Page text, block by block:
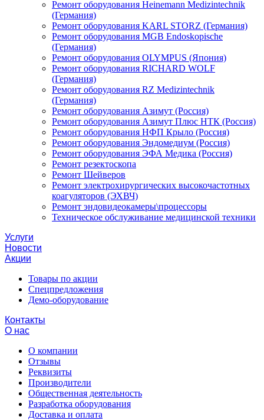
Ремонт оборудования Heinemann Medizintechnik
(Германия)
Ремонт оборудования KARL STORZ (Германия)
Ремонт оборудования MGB Endoskopische
(Германия)
Ремонт оборудования OLYMPUS (Япония)
Ремонт оборудования RICHARD WOLF
(Германия)
Ремонт оборудования RZ Medizintechnik
(Германия)
Ремонт оборудования Азимут (Россия)
Ремонт оборудования Азимут Плюс НТК (Россия)
Ремонт оборудования НФП Крыло (Россия)
Ремонт оборудования Эндомедиум (Россия)
Ремонт оборудования ЭФА Медика (Россия)
Ремонт резектоскопа
Ремонт Шейверов
Ремонт электрохирургических высокочастотных
коагуляторов (ЭХВЧ)
Ремонт эндовидеокамеры\процессоры
Техническое обслуживание медицинской техники
Услуги
Новости
Акции
Товары по акции
Спецпредложения
Демо-оборудование
Контакты
О нас
О компании
Отзывы
Реквизиты
Производители
Общественная деятельность
Разработка оборудования
Доставка и оплата